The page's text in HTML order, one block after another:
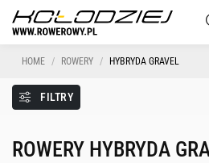
HOME ROWERY HYBRYDA GRAVEL
FILTRY
ROWERY HYBRYDA